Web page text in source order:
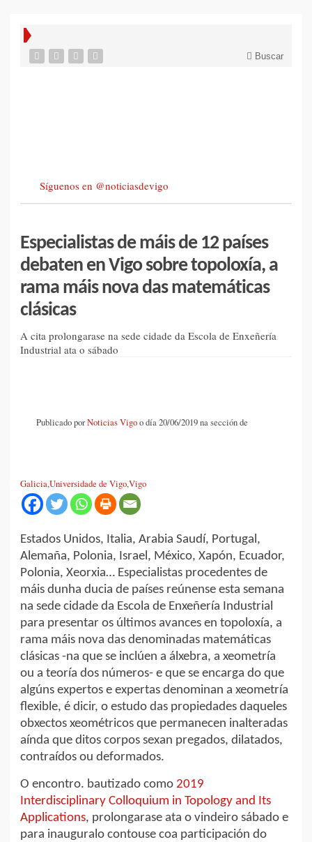
Buscar
Síguenos en @noticiasdevigo
Especialistas de máis de 12 países
debaten en Vigo sobre topoloxía, a
rama máis nova das matemáticas
clásicas
A cita prolongarase na sede cidade da Escola de Enxeñería
Industrial ata o sábado
Publicado porNoticias Vigoo día 20/06/2019 na sección de
Galicia,Universidade de Vigo,Vigo
Estados Unidos, Italia, Arabia Saudí, Portugal,
Alemaña, Polonia, Israel, México, Xapón, Ecuador,
Polonia, Xeorxia… Especialistas procedentes de
máis dunha ducia de países reúnense esta semana
na sede cidade da Escola de Enxeñería Industrial
para presentar os últimos avances en topoloxía, a
rama máis nova das denominadas matemáticas
clásicas -na que se inclúen a álxebra, a xeometría
ou a teoría dos números- e que se encarga do que
algúns expertos e expertas denominan a xeometría
flexible, é dicir, o estudo das propiedades daqueles
obxectos xeométricos que permanecen inalteradas
aínda que ditos corpos sexan pregados, dilatados,
contraídos ou deformados.
O encontro. bautizado como 2019
Interdisciplinary Colloquium in Topology and Its
Applications, prolongarase ata o vindeiro sábado e
para inauguralo contouse coa participación do